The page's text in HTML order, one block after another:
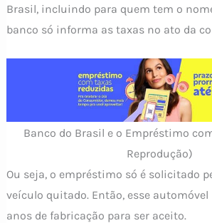
Brasil, incluindo para quem tem o
banco só informa as taxas no ato da
Banco do Brasil e o Empréstimo
Reprodução)
Ou seja, o empréstimo só é solicitado
veículo quitado. Então, esse automóvel
anos de fabricação para ser aceito.